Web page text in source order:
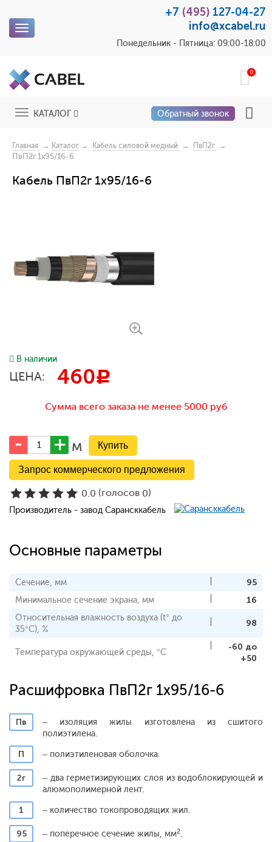
Toggle
+7 (495) 127-04-27
info@xcabel.ru
Понедельник - Пятница: 09:00-18:00
0
ToggleКАТАЛОГ Обратный звонок
Главная → Каталог → Кабель силовой медный → ПвП2г →
ПвП2г 1x95/16-6
Кабель ПвП2г 1x95/16-6
В наличии
ЦЕНА: 460c
Сумма всего заказа не менее 5000 руб
м
Запрос коммерческого предложения
0.0 (голосов 0)
Производитель - завод Сарансккабель
Основные параметры
Сечение, мм
95
Минимальное сечение экрана, мм
16
Относительная влажность воздуха (t° до
35°С), %
98
Температура окружающей среды, °С
-60 до
+50
Расшифровка ПвП2г 1x95/16-6
Пв
– изоляция жилы изготовлена из сшитого
полиэтилена.
П
– полиэтиленовая оболочка.
2г
– два герметизирующих слоя из водоблокирующей и
алюмополимерной лент.
1
– количество токопроводящих жил.
95 – поперечное сечение жилы, мм2.